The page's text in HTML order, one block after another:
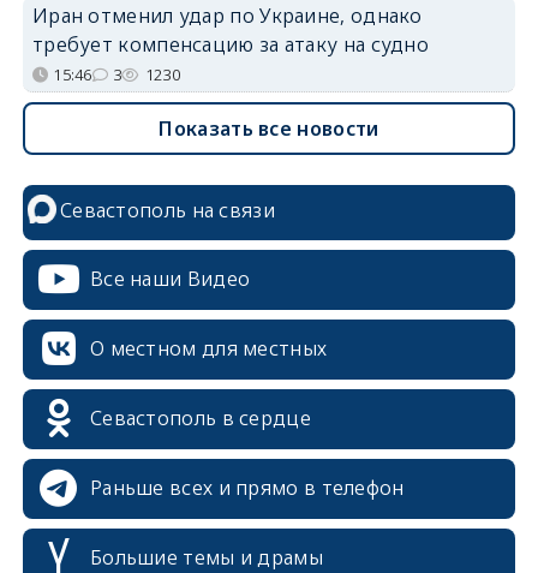
Иран отменил удар по Украине, однако
требует компенсацию за атаку на судно
15:46 3 1230
Показать все новости
Севастополь на связи
Все наши Видео
О местном для местных
Севастополь в сердце
Раньше всех и прямо в телефон
Большие темы и драмы